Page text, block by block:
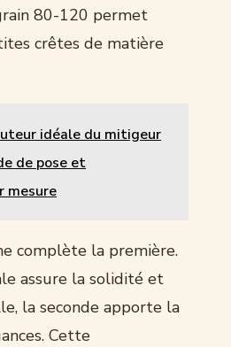
80-120 permet
crêtes de matière
idéale du mitigeur
de pose et
mesure
complète la première.
assure la solidité et
la seconde apporte la
Cette